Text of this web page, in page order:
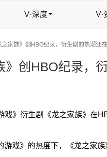
V·深度 V·
之家族》创HBO纪录，衍生剧的热潮还在
》创HBO纪录，
戏》衍生剧《龙之家族》在
游戏》的热度下，《龙之家